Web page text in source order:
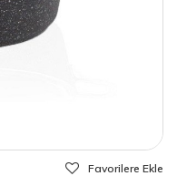
Favorilere Ekle